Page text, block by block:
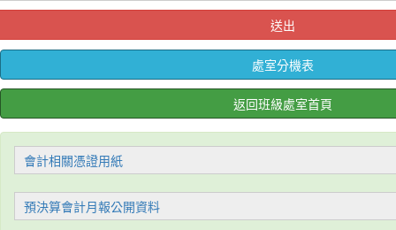
送出
處室分機表
返回班級處室首頁
會計相關憑證用紙
預決算會計月報公開資料